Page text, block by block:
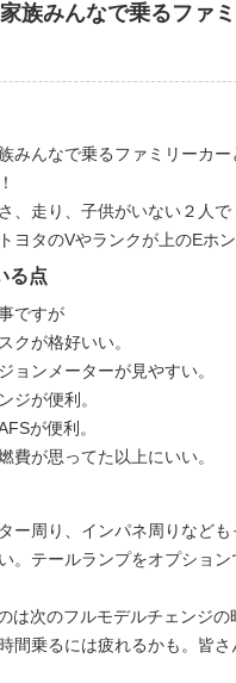
族みんなで乗るファ
みんなで乗るファミリーカー
、走り、子供がいない２人
ヨタのVやランクが上のEホン
る点
ですが
クが格好いい。
ョンメーターが見やすい。
ジが便利。
が便利。
費が思ってた以上にいい。
ー周り、インパネ周りなど
。テールランプをオプショ
は次のフルモデルチェンジの
間乗るには疲れるかも。皆さ